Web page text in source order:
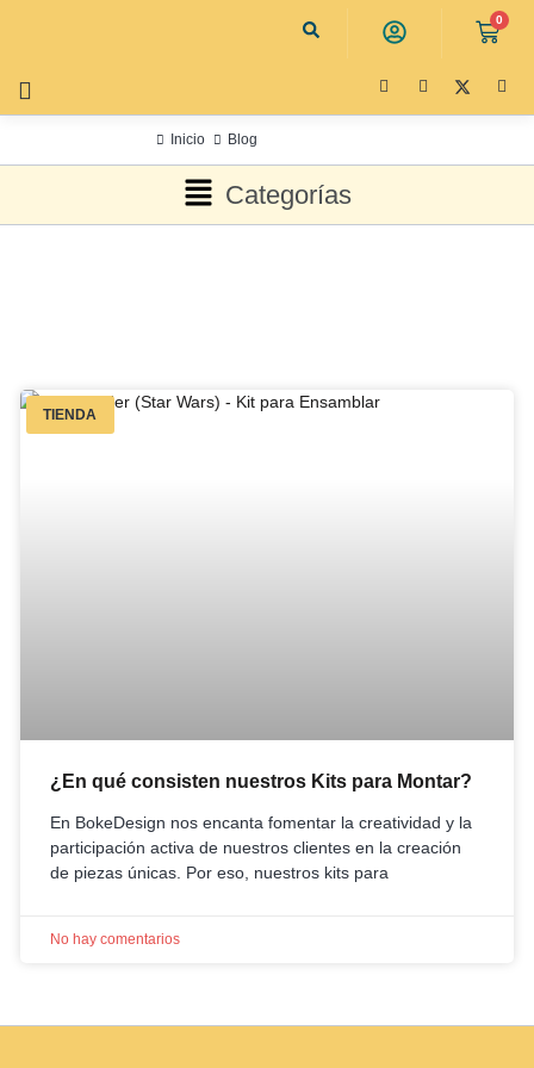
0
Inicio Blog
Categorías
TIENDA
¿En qué consisten nuestros Kits para Montar?
En BokeDesign nos encanta fomentar la creatividad y la
participación activa de nuestros clientes en la creación
de piezas únicas. Por eso, nuestros kits para
No hay comentarios